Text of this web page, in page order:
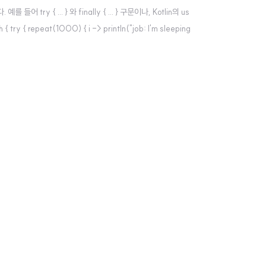
. 예를 들어 try { ... } 와 finally { ... } 구문이나, Kotlin의 us
{ try { repeat(1000) { i -> println("job: I'm sleeping